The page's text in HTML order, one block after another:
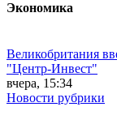
Экономика
Великобритания
"Центр-Инвест"
вчера, 15:34
Новости рубрики